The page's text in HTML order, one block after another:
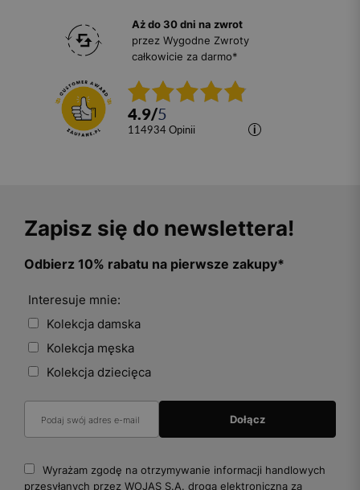
Aż do 30 dni na zwrot
przez Wygodne Zwroty
całkowicie za darmo*
4.9/5
114934 opinii
Zapisz się do newslettera!
Odbierz 10% rabatu na pierwsze zakupy*
Interesuje mnie:
Kolekcja damska
Kolekcja męska
Kolekcja dziecięca
Wyrażam zgodę na otrzymywanie informacji handlowych
przesyłanych przez WOJAS S.A. drogą elektroniczną za